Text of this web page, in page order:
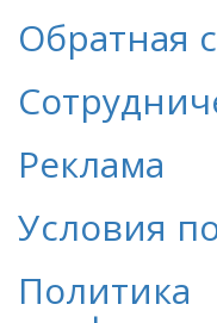
Обратная
Реклама
Условия
Политика